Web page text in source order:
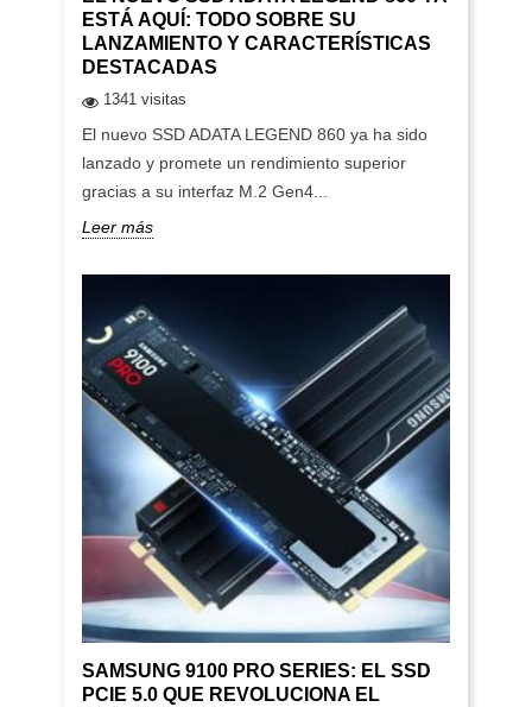
ESTÁ AQUÍ: TODO SOBRE SU
LANZAMIENTO Y CARACTERÍSTICAS
DESTACADAS
1341 visitas
El nuevo SSD ADATA LEGEND 860 ya ha sido
lanzado y promete un rendimiento superior
gracias a su interfaz M.2 Gen4...
Leer más
SAMSUNG 9100 PRO SERIES: EL SSD
PCIE 5.0 QUE REVOLUCIONA EL